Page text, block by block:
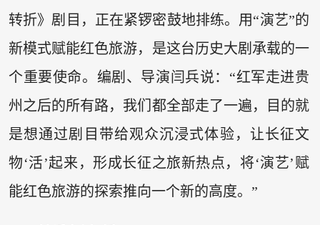
转折》剧目，正在紧锣密鼓地排练。用“演艺”的
新模式赋能红色旅游，是这台历史大剧承载的一
个重要使命。编剧、导演闫兵说：“红军走进贵
州之后的所有路，我们都全部走了一遍，目的就
是想通过剧目带给观众沉浸式体验，让长征文
物‘活’起来，形成长征之旅新热点，将‘演艺’赋
能红色旅游的探索推向一个新的高度。”